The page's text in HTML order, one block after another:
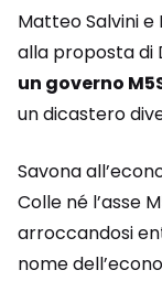
Matteo Salvini e
alla proposta di
un governo
un dicastero
Savona
Colle né l’asse
arroccandosi
nome